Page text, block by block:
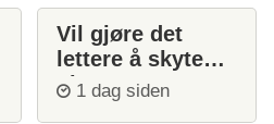
Vil gjøre det
lettere å skyte
ulv1 dag siden